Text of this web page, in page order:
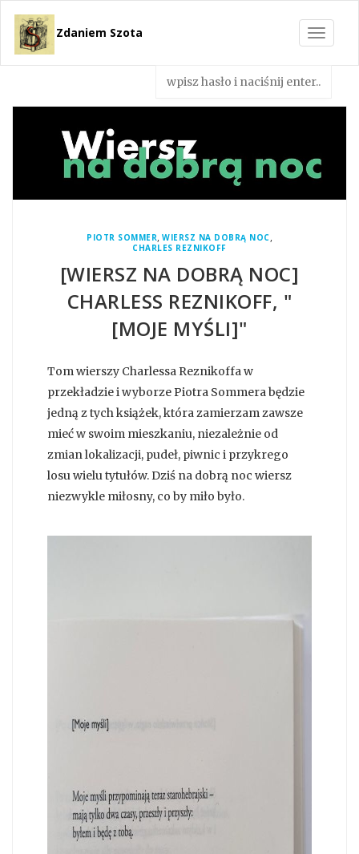
Toggle
Zdaniem Szota
PIOTR SOMMER,WIERSZ NA DOBRĄ NOC,
CHARLES REZNIKOFF
[WIERSZ NA DOBRĄ NOC]
CHARLESS REZNIKOFF, "
[MOJE MYŚLI]"
Tom wierszy Charlessa Reznikoffa w
przekładzie i wyborze Piotra Sommera będzie
jedną z tych książek, która zamierzam zawsze
mieć w swoim mieszkaniu, niezależnie od
zmian lokalizacji, pudeł, piwnic i przykrego
losu wielu tytułów. Dziś na dobrą noc wiersz
niezwykle miłosny, co by miło było.